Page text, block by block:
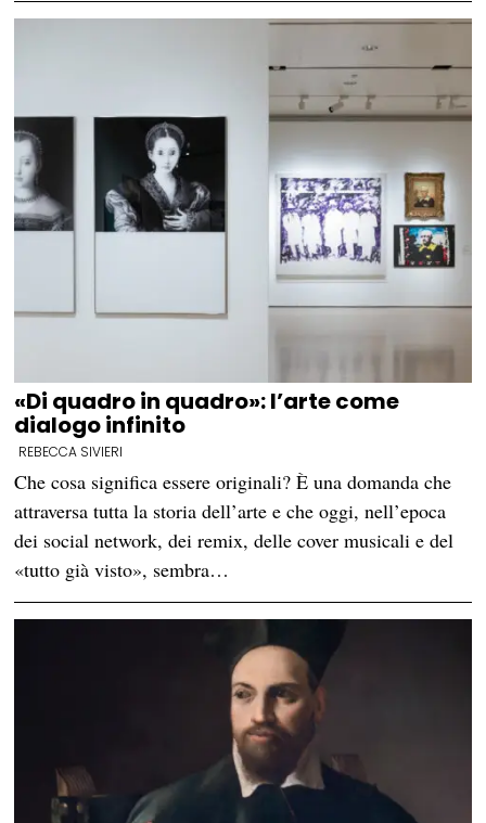
«Di quadro in quadro»: l’arte come
dialogo infinito
REBECCA SIVIERI
Che cosa significa essere originali? È una domanda che
attraversa tutta la storia dell’arte e che oggi, nell’epoca
dei social network, dei remix, delle cover musicali e del
«tutto già visto», sembra…